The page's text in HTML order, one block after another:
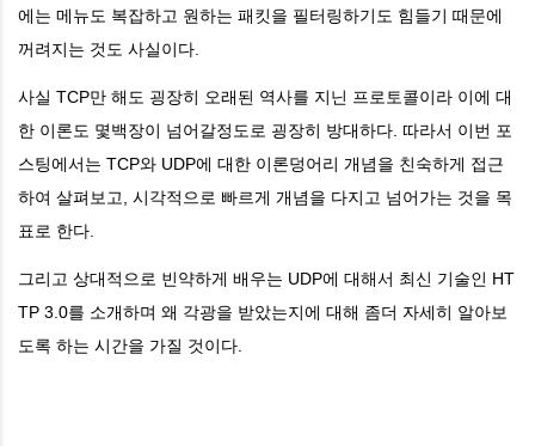
에는 메뉴도 복잡하고 원하는 패킷을 필터링하기도 힘들기 때문에
꺼려지는 것도 사실이다.
사실 TCP만 해도 굉장히 오래된 역사를 지닌 프로토콜이라 이에 대
한 이론도 몇백장이 넘어갈정도로 굉장히 방대하다. 따라서 이번 포
스팅에서는 TCP와 UDP에 대한 이론덩어리 개념을 친숙하게 접근
하여 살펴보고, 시각적으로 빠르게 개념을 다지고 넘어가는 것을 목
표로 한다.
그리고 상대적으로 빈약하게 배우는 UDP에 대해서 최신 기술인 HT
TP 3.0를 소개하며 왜 각광을 받았는지에 대해 좀더 자세히 알아보
도록 하는 시간을 가질 것이다.